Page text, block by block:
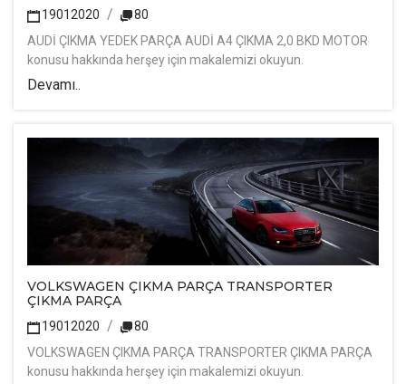
19012020
80
AUDİ ÇIKMA YEDEK PARÇA AUDİ A4 ÇIKMA 2,0 BKD MOTOR
konusu hakkında herşey için makalemizi okuyun.
Devamı..
VOLKSWAGEN ÇIKMA PARÇA TRANSPORTER
ÇIKMA PARÇA
19012020
80
VOLKSWAGEN ÇIKMA PARÇA TRANSPORTER ÇIKMA PARÇA
konusu hakkında herşey için makalemizi okuyun.